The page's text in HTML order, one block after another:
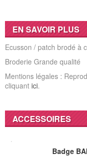
EN SAVOIR PLUS
Ecusson / patch brodé à
Broderie Grande qualité
Mentions légales :
cliquant ici.
ACCESSOIRES
Badge